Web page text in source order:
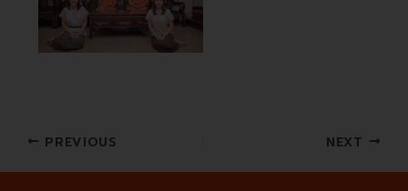
PREVIOUS NEXT